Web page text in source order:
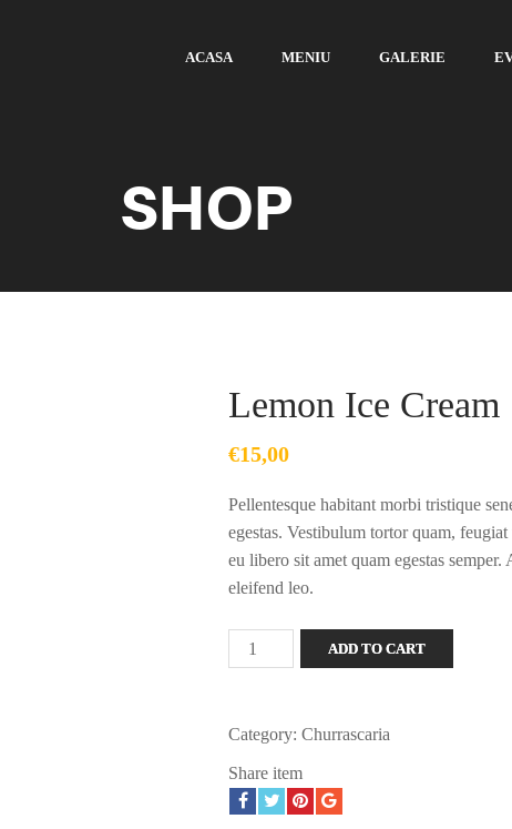
ACASA MENIU GALERIE
SHOP
Lemon Ice Cream
€15,00
Pellentesque habitant morbi tristique
egestas. Vestibulum tortor quam,
eu libero sit amet quam egestas
eleifend leo.
Lemon
Ice
quantity
ADD TO CART
Category:Churrascaria
Share item